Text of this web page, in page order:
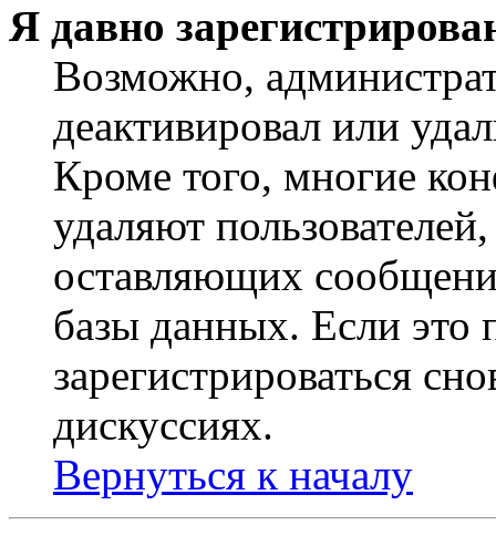
Я давно
Возможно,
деактивировал или
Кроме того, многие
удаляют
оставляющих
базы данных. Если это
зарегистрироваться
дискуссиях.
Вернуться к началу